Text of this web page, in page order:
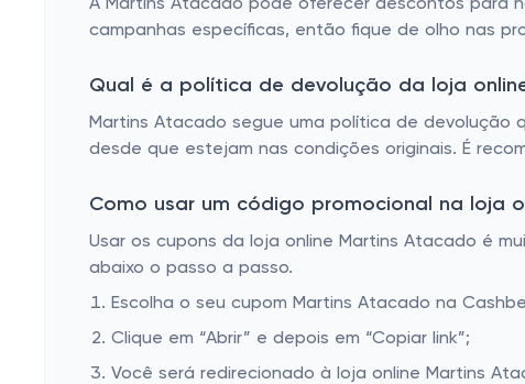
A Martins Atacado pode oferecer descontos para
campanhas específicas, então fique de olho nas
Qual é a política de devolução da loja
Martins Atacado segue uma política de
desde que estejam nas condições originais. É
Como usar um código promocional na loja
Usar os cupons da loja online Martins Atacado é
abaixo o passo a passo.
Escolha o seu cupom Martins Atacado na
Clique em “Abrir” e depois em “Copiar link”;
Você será redirecionado à loja online Martins